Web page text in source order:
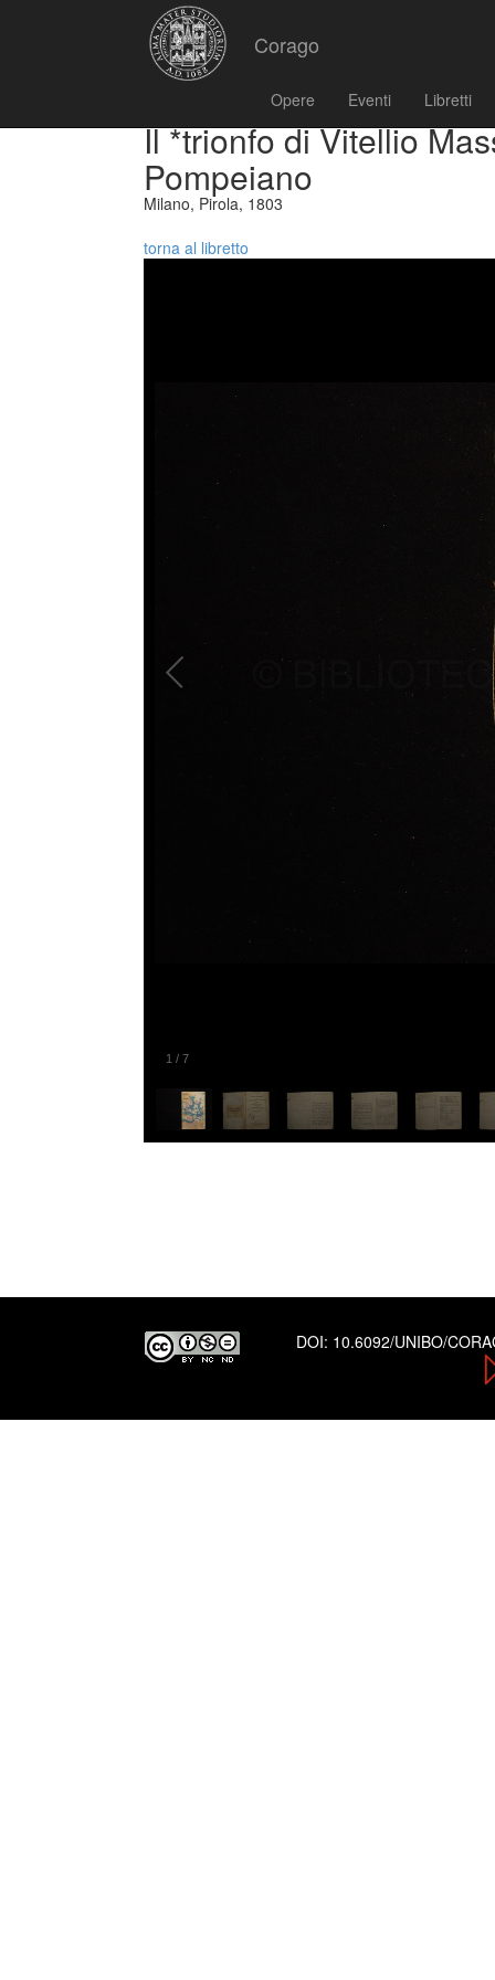
Corago
Opere Eventi Libretti
Il *trionfo di Vitellio
Pompeiano
Milano, Pirola, 1803
torna al libretto
1 / 7
DOI: 10.6092/UNIBO/